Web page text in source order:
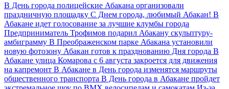
В День города полицейские Абакана организовали
праздничную площадку С Днем города, любимый Абакан! В
Абакане идет голосование за лучшие клумбы города
Предприниматель Трофимов подарил Абакану скульптуру-
амбиграмму В Преображенском парке Абакана установили
новую фотозону Абакан готов к празднованию Дня города В
Абакане улица Комарова с 6 августа закроется для движения
на капремонт В Абакане в День города изменятся маршруты
общественного транспорта В День города в Абакане пройдет